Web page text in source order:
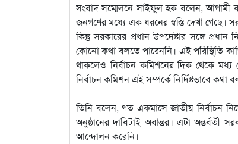
সংবাদ সম্মেলনে সাইফুল হক বলেন, আগামী
জনগণের মধ্যে এক ধরনের স্বস্তি দেখা গেছে।
কিন্তু সরকারের প্রধান উপদেষ্টার সঙ্গে
কোনো কথা বলতে পারেননি। এই পরিস্থিতি
থাকলেও নির্বাচন কমিশনের দিক থেকে মধ্য
নির্বাচন কমিশন এই সম্পর্কে নির্দিষ্টভাবে কথা
তিনি বলেন, গত একমাসে জাতীয় নির্বাচন
অনুষ্ঠানের দাবিটাই অবান্তর। এটা অন্তর্বর্তী
আন্দোলন করেনি।